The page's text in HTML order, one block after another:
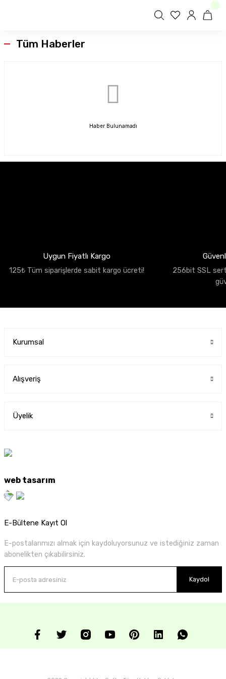
Tüm Haberler
Haber Bulunamadı
Uygun Fiyatlı Kargo
125₺ Tüm siparişlerde sabit kargo ücreti!
256bit SSL
Kurumsal
Alışveriş
Üyelik
web tasarım
E-Bültene Kayıt Ol
E-postalarımızı almak için kaydoluyorsunuz ve istediğiniz zaman
abonelikten çıkabilirsiniz.
Kaydol